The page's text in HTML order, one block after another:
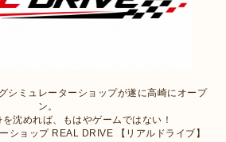
シミュレーターショップが遂に高崎にオープ
ン。
沈めれば、もはやゲームではない！
ショップ REAL DRIVE 【リアルドライブ】